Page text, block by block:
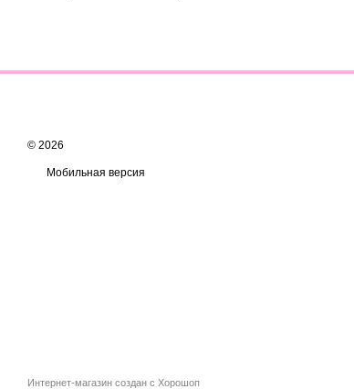
© 2026
Мобильная версия
Интернет-магазин создан с Хорошоп